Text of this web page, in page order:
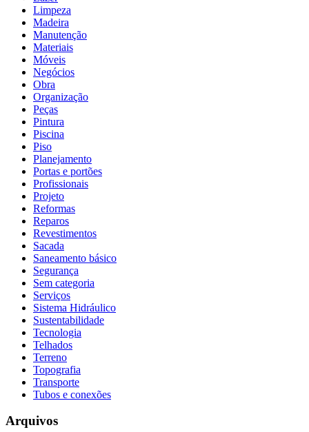
Limpeza
Madeira
Manutenção
Materiais
Móveis
Negócios
Obra
Organização
Peças
Pintura
Piscina
Piso
Planejamento
Portas e portões
Profissionais
Projeto
Reformas
Reparos
Revestimentos
Sacada
Saneamento básico
Segurança
Sem categoria
Serviços
Sistema Hidráulico
Sustentabilidade
Tecnologia
Telhados
Terreno
Topografia
Transporte
Tubos e conexões
Arquivos